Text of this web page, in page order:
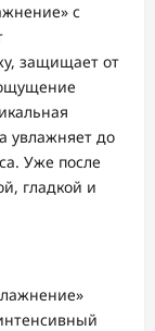
с
защищает от
увлажняет до
Уже после
гладкой и